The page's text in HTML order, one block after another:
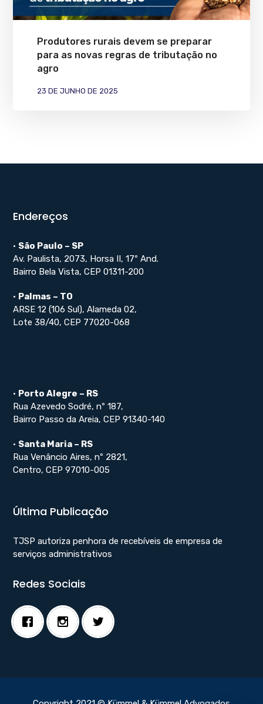
Produtores rurais devem se preparar
para as novas regras de tributação no
agro
23 DE JUNHO DE 2025
Endereços
• São Paulo – SP
Av. Paulista, 2073, Horsa II, 17º And.
Bairro Bela Vista, CEP 01311-200
• Palmas – TO
ARSE 12 (106 Sul), Alameda 02,
Lote 38/40, CEP 77020-068
• Porto Alegre – RS
Rua Azevedo Sodré, nº 187,
Bairro Passo da Areia, CEP 91340-140
• Santa Maria – RS
Rua Venâncio Aires, nº 2821,
Centro, CEP 97010-005
Última Publicação
TJSP autoriza penhora de recebíveis de empresa de
serviços administrativos
Redes Sociais